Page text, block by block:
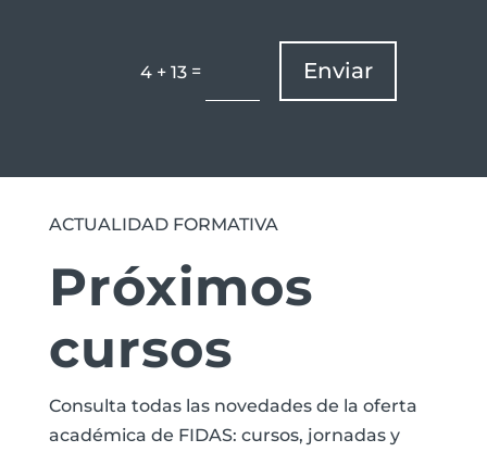
4 + 13 = Enviar
ACTUALIDAD FORMATIVA
Próximos
cursos
Consulta todas las novedades de la oferta
académica de FIDAS: cursos, jornadas y